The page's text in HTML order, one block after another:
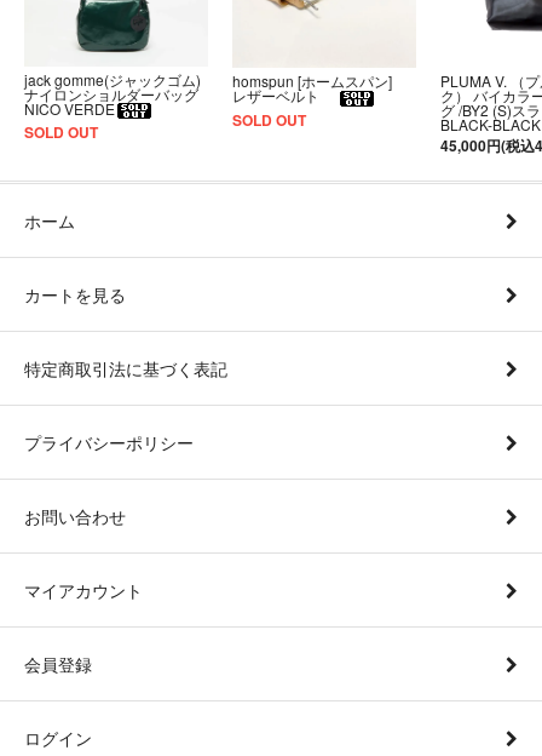
jack gomme(ジャックゴム)
ナイロンショルダーバッグ
NICO VERDE
SOLD OUT
homspun [ホームスパン]
レザーベルト
SOLD OUT
PLUMA V. （
ク） バイカラ
グ /BY2 (S)ス
BLACK-BLACK
45,000円(税込
ホーム
カートを見る
特定商取引法に基づく表記
プライバシーポリシー
お問い合わせ
マイアカウント
会員登録
ログイン